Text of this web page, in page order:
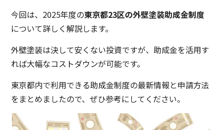
今回は、2025年度の東京都23区の外壁塗装助成金制度
について詳しく解説します。
外壁塗装は決して安くない投資ですが、助成金を活用す
れば大幅なコストダウンが可能です。
東京都内で利用できる助成金制度の最新情報と申請方法
をまとめましたので、ぜひ参考にしてください。